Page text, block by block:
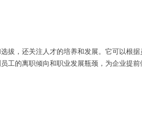
拔，还关注人才的培养和发展。它可以根
工的离职倾向和职业发展瓶颈，为企业提